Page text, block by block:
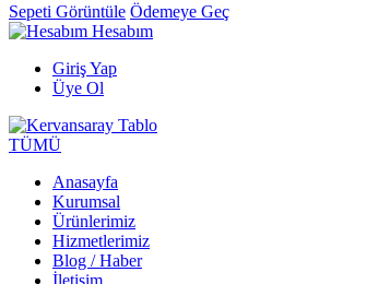
Sepeti Görüntüle Ödemeye Geç
Hesabım
Giriş Yap
Üye Ol
TÜMÜ
Anasayfa
Kurumsal
Ürünlerimiz
Hizmetlerimiz
Blog / Haber
İletişim